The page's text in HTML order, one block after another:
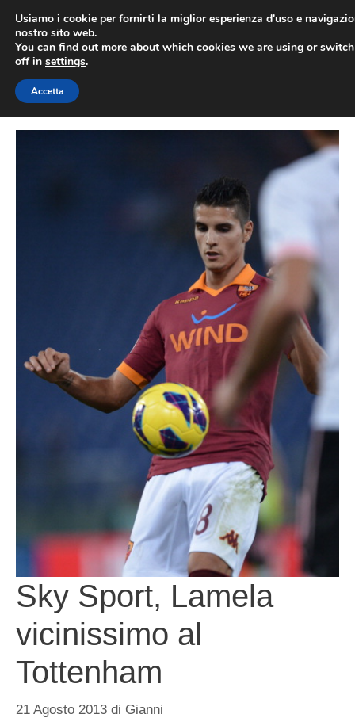
contenuto
Sky Sport, Lamela
vicinissimo al
Tottenham
21 Agosto 2013 di Gianni
Usiamo i cookie per fornirti la miglior esperienza d'uso e
nostro sito web.
You can find out more about which cookies we are using or
off in settings.
Accetta